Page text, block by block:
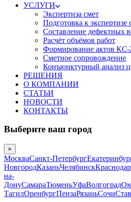
УСЛУГИ
Экспертиза смет
Подготовка к экспертизе
Составление дефектных
Расчёт объёмов работ
Формирование актов
Сметное сопровождение
Конъюнктурный анализ
РЕШЕНИЯ
О КОМПАНИИ
СТАТЬИ
НОВОСТИ
КОНТАКТЫ
Выберите ваш город
×
МоскваСанкт-Петербург
НовгородКазаньЧелябинскКраснодар
на-
ДонуСамараТюменьУфаВолгоград
ТагилОренбургПензаРязаньСочи